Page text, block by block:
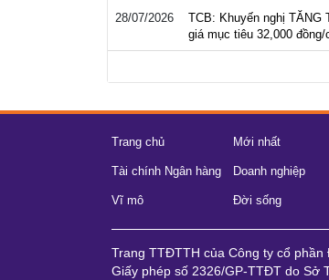
28/07/2026
TCB: Khuyến nghị TĂNG
giá mục tiêu 32,000 đồng/
Trang chủ Mới nhất
Tài chính Ngân hàng Doanh nghiệp
Vĩ mô Đời sống
Trang TTĐTTH của Công ty cổ
Giấy phép số 2326/GP-TTĐT do Sở